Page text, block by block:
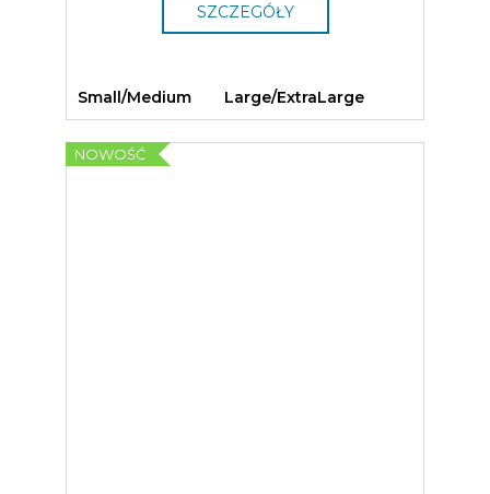
SZCZEGÓŁY
Small/Medium Large/ExtraLarge
NOWOŚĆ